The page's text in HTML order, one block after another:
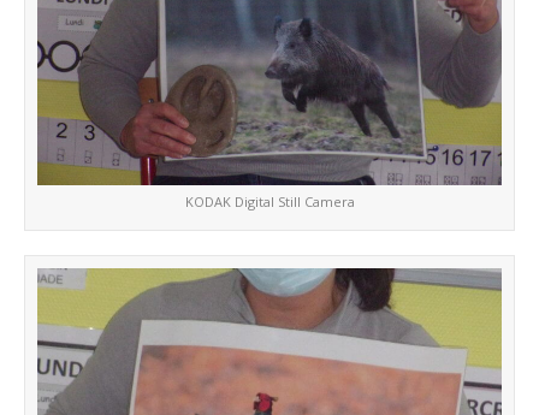
KODAK Digital Still Camera